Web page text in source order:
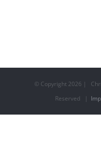
© Copyright 2026 |
Reserved |